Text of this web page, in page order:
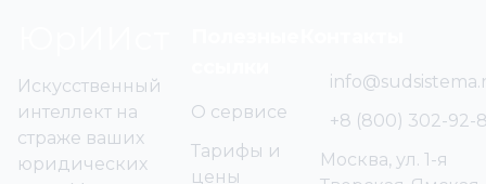
Искусственный
интеллект на
страже ваших
юридических
О сервисе
Тарифы и
цены
+8 (800) 302-92-
Москва, ул. 1-я